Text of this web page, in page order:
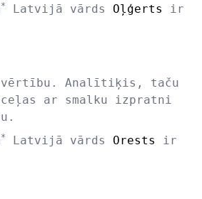
* Latvijā vārds Oļģerts
ir
vērtību. Analītiķis, taču
ar smalku izpratni
* Latvijā vārds Orests
ir